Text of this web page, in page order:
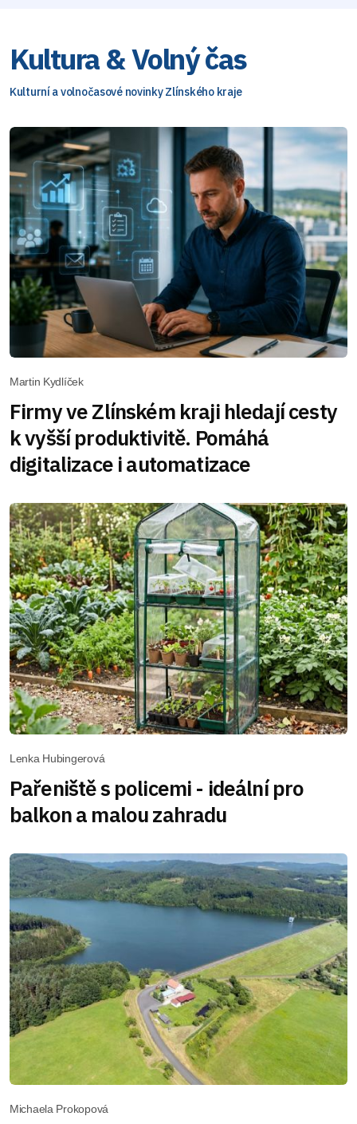
Kultura & Volný čas
Kulturní a volnočasové novinky Zlínského kraje
Martin Kydlíček
Firmy ve Zlínském kraji hledají cesty
k vyšší produktivitě. Pomáhá
digitalizace i automatizace
Lenka Hubingerová
Pařeniště s policemi - ideální pro
balkon a malou zahradu
Michaela Prokopová